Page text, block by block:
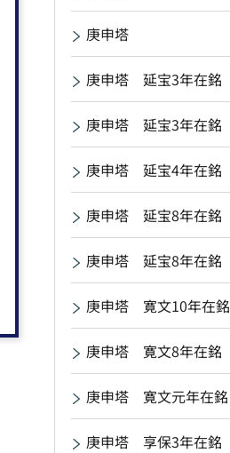
庚申塔
庚申塔 延宝3年在銘
庚申塔 延宝3年在銘
庚申塔 延宝4年在銘
庚申塔 延宝8年在銘
庚申塔 延宝8年在銘
庚申塔 寛文10年在銘
庚申塔 寛文8年在銘
庚申塔 寛文元年在銘
庚申塔 享保3年在銘